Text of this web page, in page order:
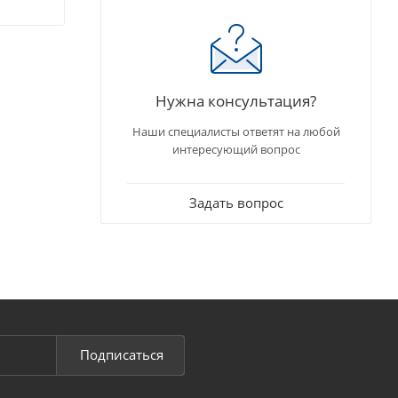
Нужна консультация?
Наши специалисты ответят на любой
интересующий вопрос
Задать вопрос
Подписаться